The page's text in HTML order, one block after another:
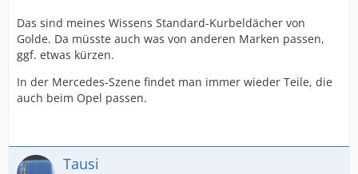
Das sind meines Wissens Standard-Kurbeldächer von
Golde. Da müsste auch was von anderen Marken passen,
ggf. etwas kürzen.
In der Mercedes-Szene findet man immer wieder Teile, die
auch beim Opel passen.
Tausi